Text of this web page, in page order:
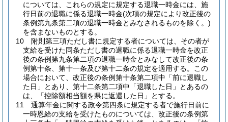
については、これらの規定に規定する退職一時金には、施
行日前の退職に係る退職一時金(次項の規定により改正後の
条例第九条第二項の退職一時金とみなされるものを除く。)
を含まないものとする。
10
附則第三項ただし書に規定する者については、その者が
支給を受けた同条ただし書の退職に係る退職一時金を改正
後の条例第九条第二項の退職一時金とみなして改正後の条
例第十条、第十一条及び第十二条の規定を適用する。
この
場合において、改正後の条例第十条第二項中「前に退職し
た日」とあり、第十二条第二項中「退職した日」とあるの
は、「控除額相当額を県に返還した日」とする。
11
通算年金に関する政令第四条に規定する者で施行日前に
一時恩給の支給を受けたものについては、改正後の条例第